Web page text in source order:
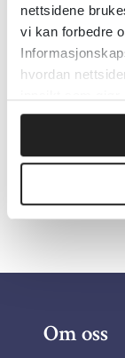
nettsidene
vi kan forbedre
hvordan
Om oss